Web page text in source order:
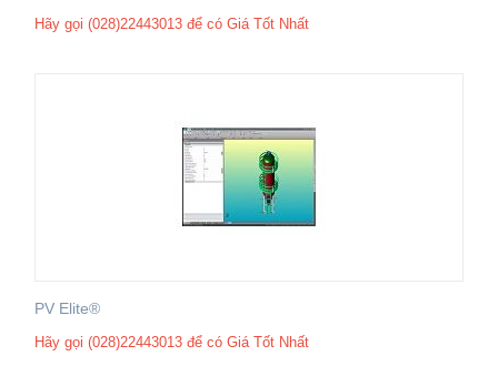
Hãy gọi (028)22443013 để có Giá Tốt Nhất
PV Elite®
Hãy gọi (028)22443013 để có Giá Tốt Nhất